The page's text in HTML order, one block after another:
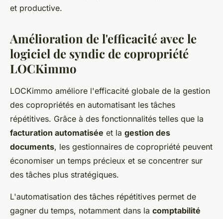
et productive.
Amélioration de l'efficacité avec le
logiciel de syndic de copropriété
LOCKimmo
LOCKimmo améliore l'efficacité globale de la gestion
des copropriétés en automatisant les tâches
répétitives. Grâce à des fonctionnalités telles que la
facturation automatisée et la gestion des
documents, les gestionnaires de copropriété peuvent
économiser un temps précieux et se concentrer sur
des tâches plus stratégiques.
L'automatisation des tâches répétitives permet de
gagner du temps, notamment dans la comptabilité